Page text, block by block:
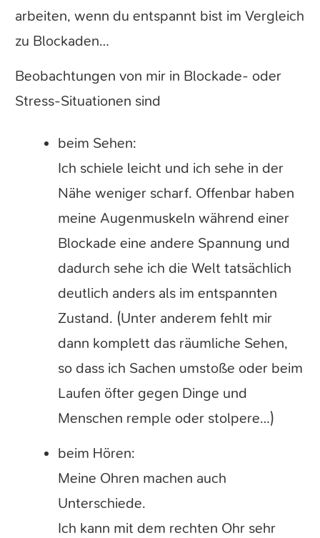
arbeiten, wenn du entspannt bist im Vergleich
zu Blockaden…
Beobachtungen von mir in Blockade- oder
Stress-Situationen sind
beim Sehen:
Ich schiele leicht und ich sehe in der
Nähe weniger scharf. Offenbar haben
meine Augenmuskeln während einer
Blockade eine andere Spannung und
dadurch sehe ich die Welt tatsächlich
deutlich anders als im entspannten
Zustand. (Unter anderem fehlt mir
dann komplett das räumliche Sehen,
so dass ich Sachen umstoße oder beim
Laufen öfter gegen Dinge und
Menschen remple oder stolpere…)
beim Hören:
Meine Ohren machen auch
Unterschiede.
Ich kann mit dem rechten Ohr sehr